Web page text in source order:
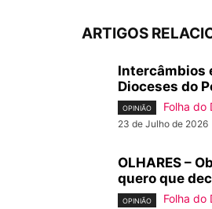
ARTIGOS
Intercâmbios
Dioceses do
OPINIÃO Folha do
23 de Julho de 2026
OLHARES –
quero que
OPINIÃO Folha do